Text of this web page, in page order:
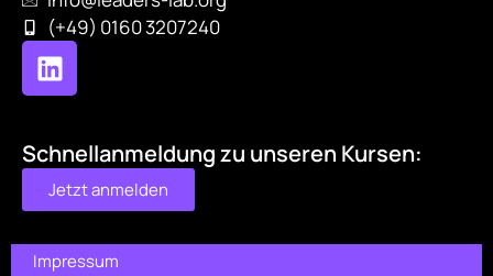
(+49) 0160 3207240
Schnellanmeldung zu unseren Kursen:
Jetzt anmelden
Impressum